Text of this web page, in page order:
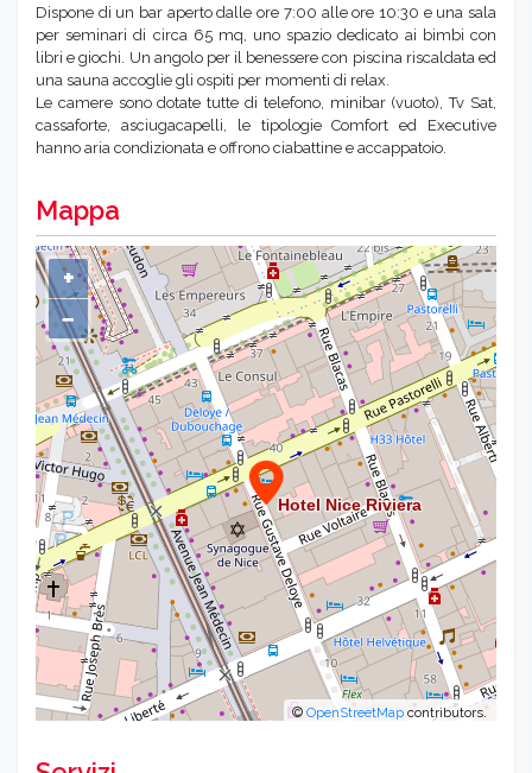
Dispone di un bar aperto dalle ore 7:00 alle ore 10:30 e una sala
per seminari di circa 65 mq, uno spazio dedicato ai bimbi con
libri e giochi. Un angolo per il benessere con piscina riscaldata ed
una sauna accoglie gli ospiti per momenti di relax.
Le camere sono dotate tutte di telefono, minibar (vuoto), Tv Sat,
cassaforte, asciugacapelli, le tipologie Comfort ed Executive
hanno aria condizionata e offrono ciabattine e accappatoio.
Mappa
+
−
©OpenStreetMap contributors.